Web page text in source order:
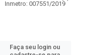
Inmetro: 007551/2019
Faça seu login ou